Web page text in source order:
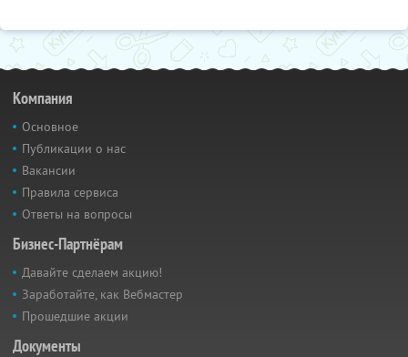
Компания
Основное
Публикации о нас
Вакансии
Правила сервиса
Ответы на вопросы
Бизнес-Партнёрам
Давайте сделаем акцию!
Заработайте, как Вебмастер
Прошедшие акции
Документы